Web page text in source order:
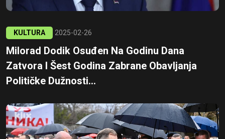
KULTURA 2025-02-26
Milorad Dodik Osuđen Na Godinu Dana
Zatvora I Šest Godina Zabrane Obavljanja
Političke Dužnosti...